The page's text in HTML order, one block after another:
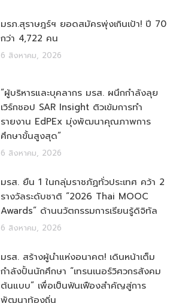
มรภ.สุราษฎร์ฯ ยอดสมัครพุ่งเกินเป้า! ปี 70
กว่า 4,722 คน
6 สิงหาคม, 2026
“ผู้บริหารและบุคลากร มรส. ผนึกกำลังลุย
เวิร์กชอป SAR Insight ติวเข้มการทำ
รายงาน EdPEx มุ่งพัฒนาคุณภาพการ
ศึกษาขั้นสูงสุด”
6 สิงหาคม, 2026
มรส. ยืน 1 ในกลุ่มราชภัฏทั่วประเทศ คว้า 2
รางวัลระดับชาติ “2026 Thai MOOC
Awards” ด้านนวัตกรรมการเรียนรู้ดิจิทัล
6 สิงหาคม, 2026
มรส. สร้างผู้นำแห่งอนาคต! เดินหน้าเต็ม
กำลังปั้นนักศึกษา “เทรนเนอร์วิศวกรสังคม
ต้นแบบ” เพื่อเป็นฟันเฟืองสำคัญสู่การ
พัฒนาท้องถิ่น